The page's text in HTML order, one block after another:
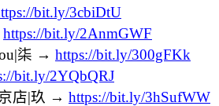
bit.ly/3cbiDtU
https://bit.ly/2AnmGWF
柒 → https://bit.ly/300gFKk
bit.ly/2YQbQRJ
店|玖 → https://bit.ly/3hSufWW